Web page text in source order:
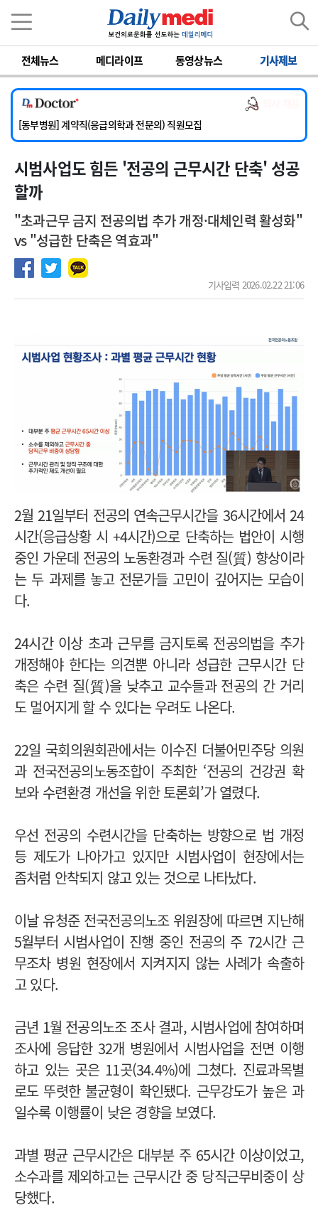
전체뉴스 메디라이프 동영상뉴스 기사제보
[서울아산병원] 2026년 하반기 인턴 모집
[영남대학교의료원] 마취통증의학과 임기제 임상의사 채용
[충남대학교병원] 소아청소년과(소아응급전담) 계약직 의사 공개채용
[동부병원] 계약직(응급의학과 전문의) 직원모집
[이대목동병원] 하반기 전공의(레지던트1년차) 모집
[서울아산병원] 2026년 하반기 인턴 모집
[영남대학교의료원] 마취통증의학과 임기제 임상의사 채용
시범사업도 힘든 '전공의 근무시간 단축' 성공
할까
"초과근무 금지 전공의법 추가 개정·대체인력 활성화"
vs "성급한 단축은 역효과"
기사입력 2026.02.22 21:06
2월 21일부터 전공의 연속근무시간을 36시간에서 24
시간(응급상황 시 +4시간)으로 단축하는 법안이 시행
중인 가운데 전공의 노동환경과 수련 질(質) 향상이라
는 두 과제를 놓고 전문가들 고민이 깊어지는 모습이
다.
24시간 이상 초과 근무를 금지토록 전공의법을 추가
개정해야 한다는 의견뿐 아니라 성급한 근무시간 단
축은 수련 질(質)을 낮추고 교수들과 전공의 간 거리
도 멀어지게 할 수 있다는 우려도 나온다.
22일 국회의원회관에서는 이수진 더불어민주당 의원
과 전국전공의노동조합이 주최한 ‘전공의 건강권 확
보와 수련환경 개선을 위한 토론회’가 열렸다.
우선 전공의 수련시간을 단축하는 방향으로 법 개정
등 제도가 나아가고 있지만 시범사업이 현장에서는
좀처럼 안착되지 않고 있는 것으로 나타났다.
이날 유청준 전국전공의노조 위원장에 따르면 지난해
5월부터 시범사업이 진행 중인 전공의 주 72시간 근
무조차 병원 현장에서 지켜지지 않는 사례가 속출하
고 있다.
금년 1월 전공의노조 조사 결과, 시범사업에 참여하며
조사에 응답한 32개 병원에서 시범사업을 전면 이행
하고 있는 곳은 11곳(34.4%)에 그쳤다. 진료과목별
로도 뚜렷한 불균형이 확인됐다. 근무강도가 높은 과
일수록 이행률이 낮은 경향을 보였다.
과별 평균 근무시간은 대부분 주 65시간 이상이었고,
소수과를 제외하고는 근무시간 중 당직근무비중이 상
당했다.